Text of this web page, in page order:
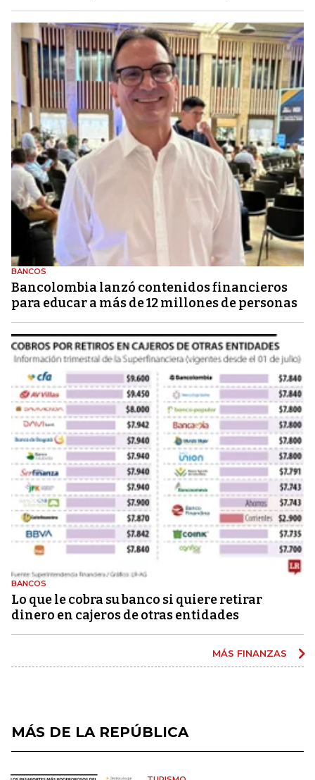
BANCOS
Bancolombia lanzó contenidos financieros
para educar a más de 12 millones de personas
BANCOS
Lo que le cobra su banco si quiere retirar
dinero en cajeros de otras entidades
MÁS FINANZAS
MÁS DE LA REPÚBLICA